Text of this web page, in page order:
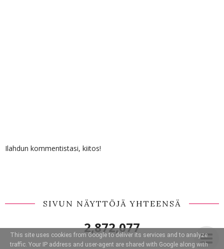
Ilahdun kommentistasi, kiitos!
SIVUN NÄYTTÖJÄ YHTEENSÄ
2,872,077
This site uses cookies from Google to deliver its services and to analyze
traffic. Your IP address and user-agent are shared with Google along with